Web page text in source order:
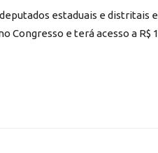
estaduais e distritais e
Congresso e terá acesso a R$ 1